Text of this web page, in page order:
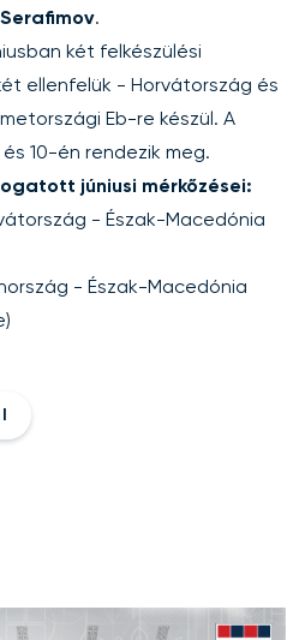
.
két felkészülési
ellenfelük - Horvátország és
Eb-re készül. A
10-én rendezik meg.
júniusi mérkőzései:
- Észak-Macedónia
- Észak-Macedónia